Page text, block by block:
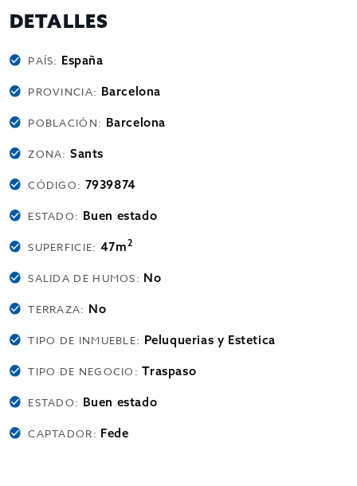
DETALLES
PAÍS: España
PROVINCIA: Barcelona
POBLACIÓN: Barcelona
ZONA:Sants
CÓDIGO: 7939874
ESTADO: Buen estado
SUPERFICIE: 47m2
SALIDA DE HUMOS: No
TERRAZA: No
TIPO DE INMUEBLE: Peluquerias y Estetica
TIPO DE NEGOCIO:Traspaso
ESTADO: Buen estado
CAPTADOR: Fede